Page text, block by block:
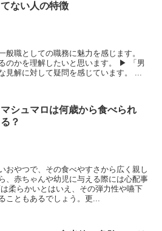
てない人の特徴
職としての職務に魅力を感じます。
のかを理解したいと思います。 ▶ 「男
見解に対して疑問を感じています。 ...
マシュマロは何歳から食べられ
る？
おやつで、その食べやすさから広く親し
、赤ちゃんや幼児に与える際には心配事
柔らかいとはいえ、その弾力性や嚥下
こともあるでしょう。更...